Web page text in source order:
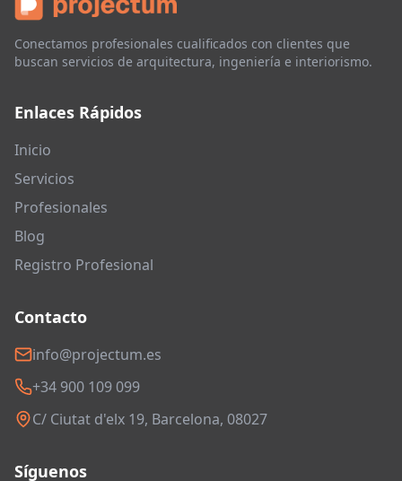
Conectamos profesionales cualificados con clientes que
buscan servicios de arquitectura, ingeniería e interiorismo.
Enlaces Rápidos
Inicio
Servicios
Profesionales
Blog
Registro Profesional
Contacto
info@projectum.es
+34 900 109 099
C/ Ciutat d'elx 19, Barcelona, 08027
Síguenos